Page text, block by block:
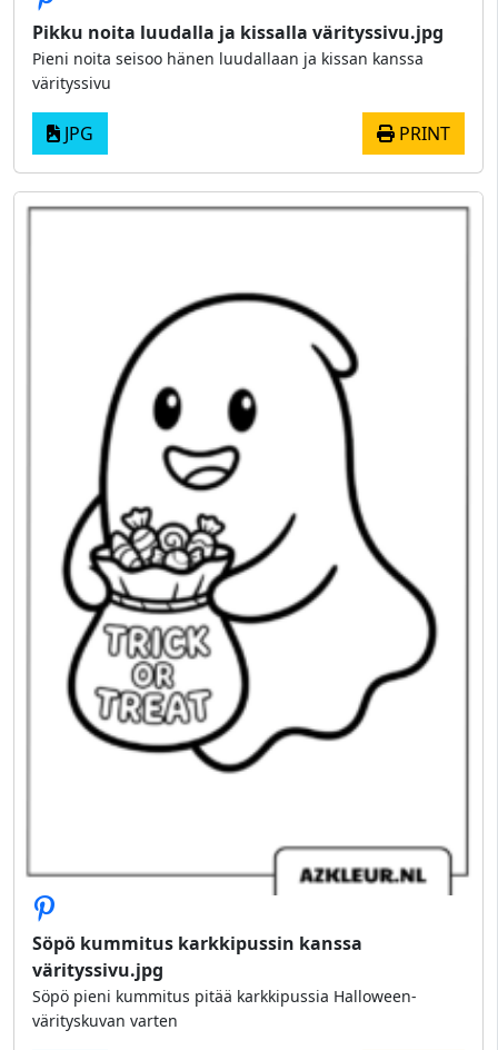
Pikku noita luudalla ja kissalla värityssivu.jpg
Pieni noita seisoo hänen luudallaan ja kissan kanssa
värityssivu
JPG PRINT
Söpö kummitus karkkipussin kanssa
värityssivu.jpg
Söpö pieni kummitus pitää karkkipussia Halloween-
värityskuvan varten